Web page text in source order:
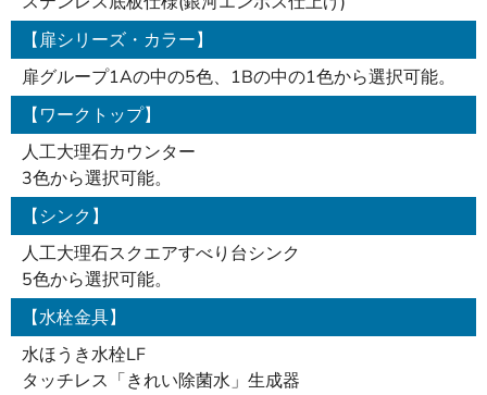
【扉シリーズ・カラー】
扉グループ1Aの中の5色、1Bの中の1色から選択可能。
【ワークトップ】
人工大理石カウンター
3色から選択可能。
【シンク】
人工大理石スクエアすべり台シンク
5色から選択可能。
【水栓金具】
水ほうき水栓LF
タッチレス「きれい除菌水」生成器